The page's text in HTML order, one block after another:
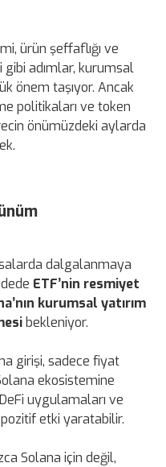
ürün şeffaflığı ve
gibi adımlar, kurumsal
önem taşıyor. Ancak
politikaları ve token
önümüzdeki aylarda
dalgalanmaya
ETF’nin resmiyet
kurumsal yatırım
bekleniyor.
girişi, sadece fiyat
ekosistemine
uygulamaları ve
etki yaratabilir.
Solana için değil,